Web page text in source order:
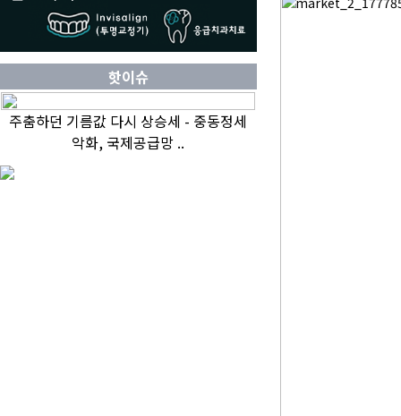
핫이슈
주춤하던 기름값 다시 상승세 - 중동정세
악화, 국제공급망 ..